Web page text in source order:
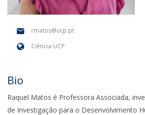
rmatos@ucp.pt
Ciência-UCP
Bio
Raquel Matos é Professora Associada,
de Investigação para o Desenvolvimento